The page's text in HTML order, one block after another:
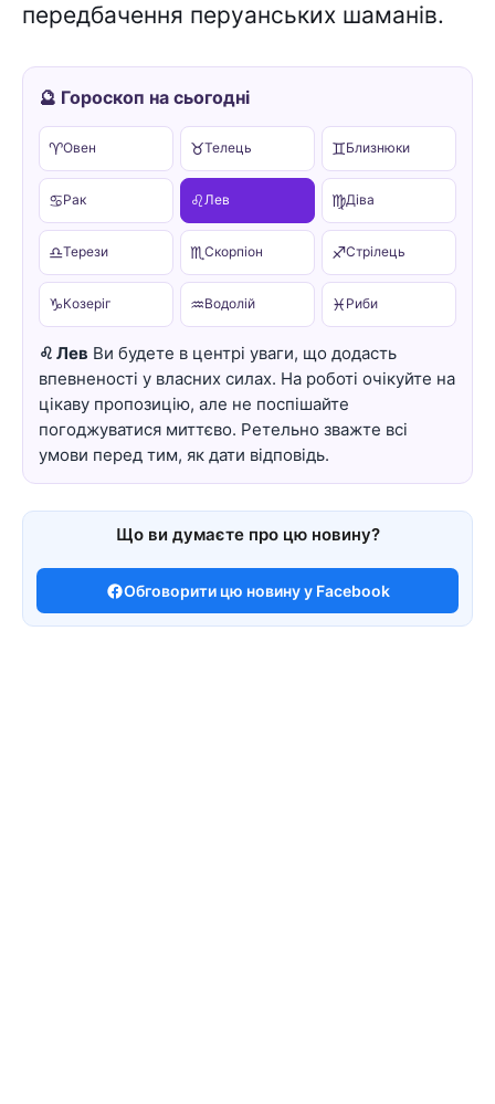
передбачення перуанських шаманів.
🔮 Гороскоп на сьогодні
♈Овен ♉Телець ♊Близнюки
♋Рак ♌Лев ♍Діва
♎Терези ♏ Скорпіон ♐Стрілець
♑Козеріг ♒Водолій ♓ Риби
♌ Лев Ви будете в центрі уваги, що додасть
впевненості у власних силах. На роботі очікуйте на
цікаву пропозицію, але не поспішайте
погоджуватися миттєво. Ретельно зважте всі
умови перед тим, як дати відповідь.
Що ви думаєте про цю новину?
Обговорити цю новину у Facebook